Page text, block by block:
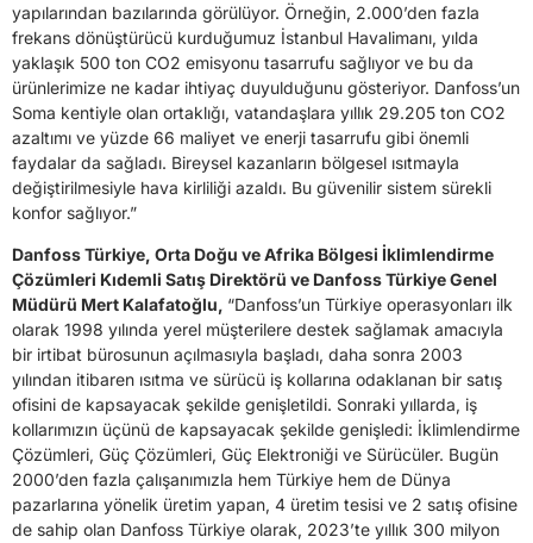
yapılarından bazılarında görülüyor. Örneğin, 2.000’den fazla
frekans dönüştürücü kurduğumuz İstanbul Havalimanı, yılda
yaklaşık 500 ton CO2 emisyonu tasarrufu sağlıyor ve bu da
ürünlerimize ne kadar ihtiyaç duyulduğunu gösteriyor. Danfoss’un
Soma kentiyle olan ortaklığı, vatandaşlara yıllık 29.205 ton CO2
azaltımı ve yüzde 66 maliyet ve enerji tasarrufu gibi önemli
faydalar da sağladı. Bireysel kazanların bölgesel ısıtmayla
değiştirilmesiyle hava kirliliği azaldı. Bu güvenilir sistem sürekli
konfor sağlıyor.”
Danfoss Türkiye, Orta Doğu ve Afrika Bölgesi İklimlendirme
Çözümleri Kıdemli Satış Direktörü ve Danfoss Türkiye Genel
Müdürü Mert Kalafatoğlu, “Danfoss’un Türkiye operasyonları ilk
olarak 1998 yılında yerel müşterilere destek sağlamak amacıyla
bir irtibat bürosunun açılmasıyla başladı, daha sonra 2003
yılından itibaren ısıtma ve sürücü iş kollarına odaklanan bir satış
ofisini de kapsayacak şekilde genişletildi. Sonraki yıllarda, iş
kollarımızın üçünü de kapsayacak şekilde genişledi: İklimlendirme
Çözümleri, Güç Çözümleri, Güç Elektroniği ve Sürücüler. Bugün
2000’den fazla çalışanımızla hem Türkiye hem de Dünya
pazarlarına yönelik üretim yapan, 4 üretim tesisi ve 2 satış ofisine
de sahip olan Danfoss Türkiye olarak, 2023’te yıllık 300 milyon